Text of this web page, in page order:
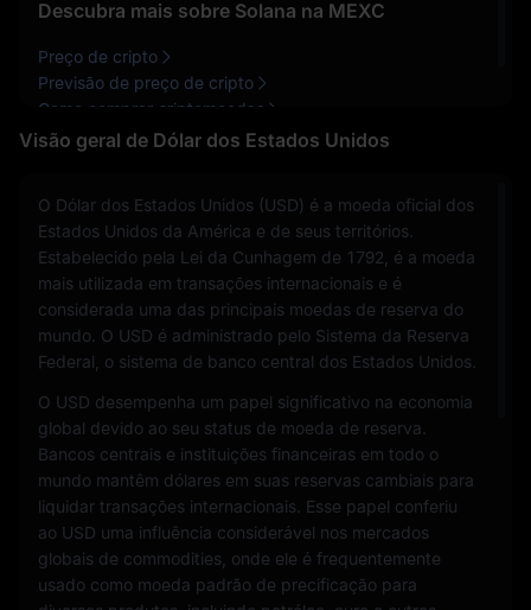
Visão geral de Dólar dos Estados Unidos
Descubra mais sobre Solana na MEXC
Preço de cripto
Previsão de preço de cripto
Como comprar criptomoedas
O Dólar dos Estados Unidos (USD) é a moeda oficial dos
Estados Unidos da América e de seus territórios.
Estabelecido pela Lei da Cunhagem de 1792, é a moeda
mais utilizada em transações internacionais e é
considerada uma das principais moedas de reserva do
mundo. O USD é administrado pelo Sistema da Reserva
Federal, o sistema de banco central dos Estados Unidos.
O USD desempenha um papel significativo na economia
global devido ao seu status de moeda de reserva.
Bancos centrais e instituições financeiras em todo o
mundo mantêm dólares em suas reservas cambiais para
liquidar transações internacionais. Esse papel conferiu
ao USD uma influência considerável nos mercados
globais de commodities, onde ele é frequentemente
usado como moeda padrão de precificação para